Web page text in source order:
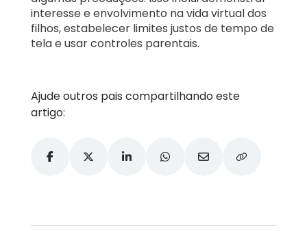
interesse e envolvimento na vida virtual dos
filhos, estabelecer limites justos de tempo de
tela e usar controles parentais.
Ajude outros pais compartilhando este
artigo: